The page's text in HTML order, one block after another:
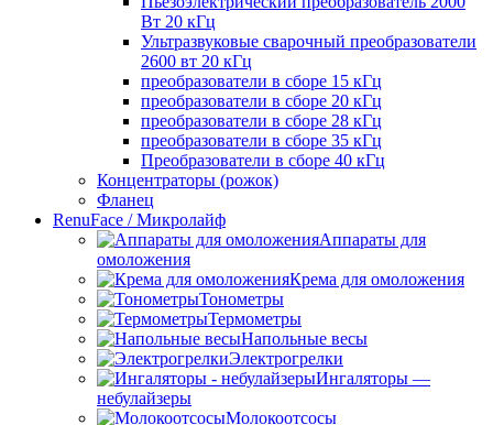
Вт 20 кГц
Ультразвуковые сварочный преобразователи
2600 вт 20 кГц
преобразователи в сборе 15 кГц
преобразователи в сборе 20 кГц
преобразователи в сборе 28 кГц
преобразователи в сборе 35 кГц
Преобразователи в сборе 40 кГц
Концентраторы (рожок)
Фланец
RenuFace / Микролайф
Аппараты для
омоложения
Крема для омоложения
Тонометры
Термометры
Напольные весы
Электрогрелки
Ингаляторы —
небулайзеры
Молокоотсосы